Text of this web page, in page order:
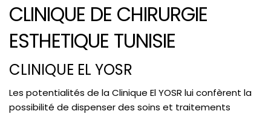
CLINIQUE DE CHIRURGIE
ESTHETIQUE TUNISIE
CLINIQUE EL YOSR
Les potentialités de la Clinique El YOSR lui confèrent la
possibilité de dispenser des soins et traitements